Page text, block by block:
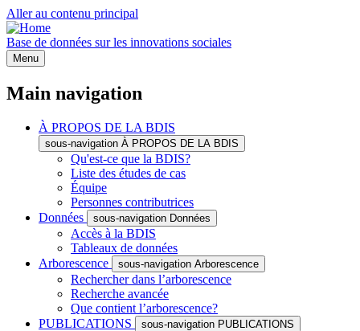
Aller au contenu principal
Base de données sur les innovations sociales
Menu
Main navigation
À PROPOS DE LA BDIS
sous-navigation À PROPOS DE LA BDIS
Qu'est-ce que la BDIS?
Liste des études de cas
Équipe
Personnes contributrices
Données
sous-navigation Données
Accès à la BDIS
Tableaux de données
Arborescence
sous-navigation Arborescence
Rechercher dans l’arborescence
Recherche avancée
Que contient l’arborescence?
PUBLICATIONS
sous-navigation PUBLICATIONS